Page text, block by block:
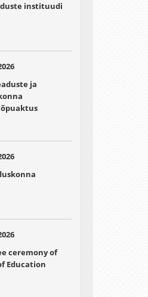
instituudi
ja
ceremony of
Education